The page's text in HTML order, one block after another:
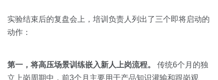
实验结束后的复盘会上，培训负责人列出了三个即将启动的
动作：
第一，将高压场景训练嵌入新人上岗流程。
传统6个月的独
立上岗周期中，前3个月主要用于产品知识灌输和跟岗观